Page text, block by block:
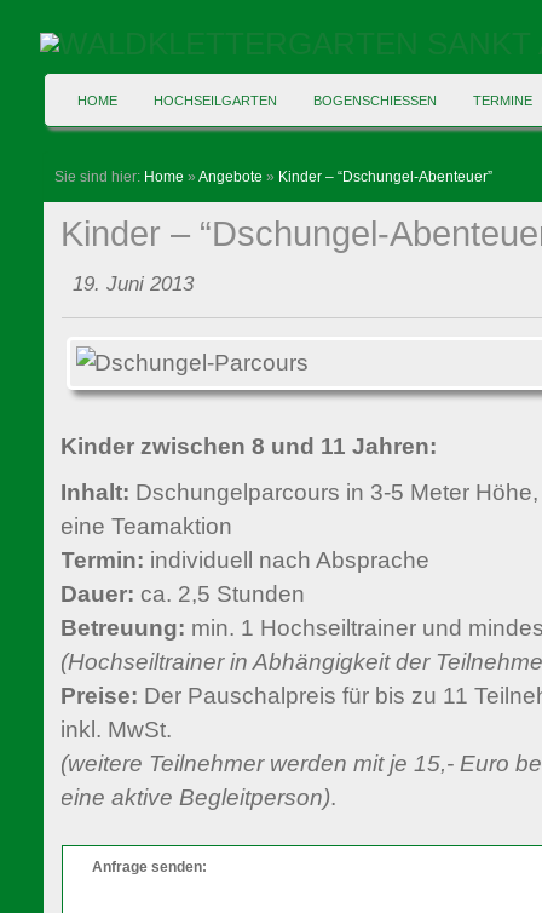
HOME HOCHSEILGARTEN BOGENSCHIESSEN TERMINE
Sie sind hier: Home »Angebote » Kinder – “Dschungel-Abenteuer”
Kinder – “Dschungel-
19. Juni 2013
Kinder zwischen 8 und 11 Jahren:
Inhalt: Dschungelparcours in 3-5 Meter
eine Teamaktion
Termin: individuell nach Absprache
Dauer: ca. 2,5 Stunden
Betreuung: min. 1 Hochseiltrainer und
(Hochseiltrainer in Abhängigkeit der
Preise: Der Pauschalpreis für bis zu 11
inkl. MwSt.
(weitere Teilnehmer werden mit je 15,- Euro
eine aktive Begleitperson).
Anfrage senden: